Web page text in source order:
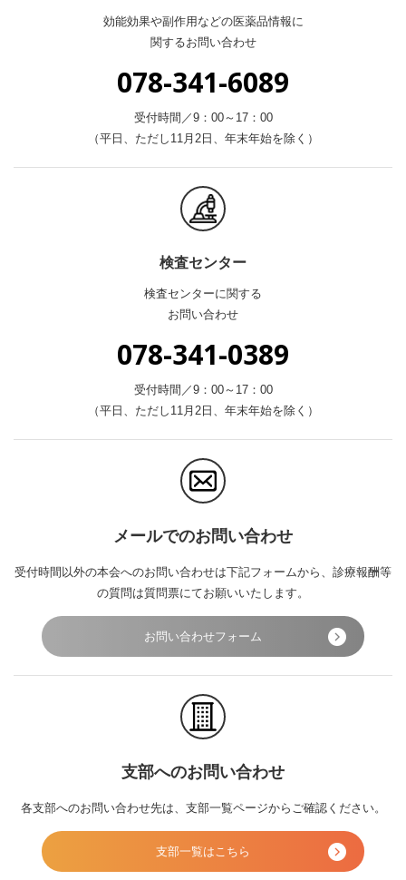
効能効果や副作用などの医薬品情報に
関するお問い合わせ
078-341-6089
受付時間／9：00～17：00
（平日、ただし11月2日、年末年始を除く）
検査センター
検査センターに関する
お問い合わせ
078-341-0389
受付時間／9：00～17：00
（平日、ただし11月2日、年末年始を除く）
メールでのお問い合わせ
受付時間以外の本会へのお問い合わせは下記フォームから、診療報酬等
の質問は質問票にてお願いいたします。
お問い合わせフォーム
支部へのお問い合わせ
各支部へのお問い合わせ先は、支部一覧ページからご確認ください。
支部一覧はこちら